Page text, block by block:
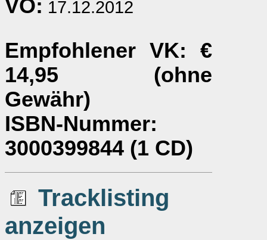
VÖ: 17.12.2012
Empfohlener VK: €
14,95 (ohne
Gewähr)
ISBN-Nummer:
3000399844 (1 CD)
Tracklisting
anzeigen